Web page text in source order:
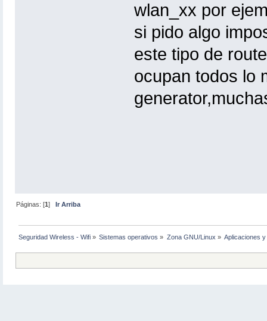
wlan_xx por
si pido algo
este tipo de
ocupan todos lo
Páginas: [1] Ir Arriba
Seguridad Wireless - Wifi » Sistemas operativos » Zona GNU/Linux » Aplicaciones